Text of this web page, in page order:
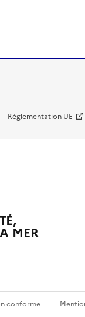
Réglementation UE
MER
conforme